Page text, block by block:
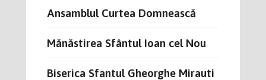
Ansamblul Curtea Domnească
Mănăstirea Sfântul Ioan cel Nou
Biserica Sfantul Gheorghe Mirauti